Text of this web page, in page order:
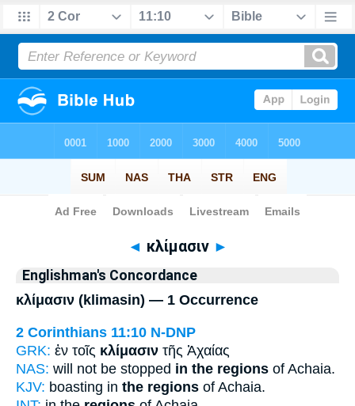
Bible>Strong's > Greek
◄ κλίμασιν ►
Englishman's Concordance
κλίμασιν (klimasin) — 1 Occurrence
2 Corinthians 11:10 N-DNP
GRK: ἐν τοῖς κλίμασιν τῆς Ἀχαίας
NAS: will not be stopped in the regions of Achaia.
KJV: boasting in the regions of Achaia.